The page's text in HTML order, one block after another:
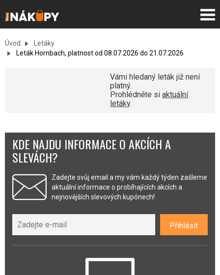
Úvod
Letáky
Leták Hornbach, platnost od 08.07.2026 do 21.07.2026
Vámi hledaný leták již není
platný.
Prohlédněte si aktuální
letáky.
KDE NAJDU INFORMACE O AKCÍCH A
SLEVÁCH?
Zadejte svůj email a my vám každý týden zašleme
aktuální informace o probíhajících akcích a
nejnovějších slevových kupónech!
Přihlásit